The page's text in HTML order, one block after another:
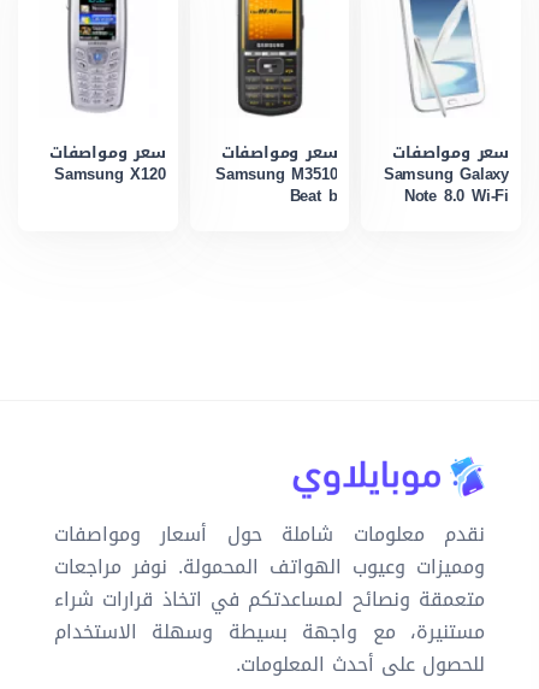
سعر ومواصفات
Samsung Galaxy
Note 8.0 Wi-Fi
سعر ومواصفات
Samsung M3510
Beat b
سعر ومواصفات
Samsung X120
نقدم معلومات شاملة حول أسعار ومواصفات
ومميزات وعيوب الهواتف المحمولة. نوفر مراجعات
متعمقة ونصائح لمساعدتكم في اتخاذ قرارات شراء
مستنيرة، مع واجهة بسيطة وسهلة الاستخدام
للحصول على أحدث المعلومات.